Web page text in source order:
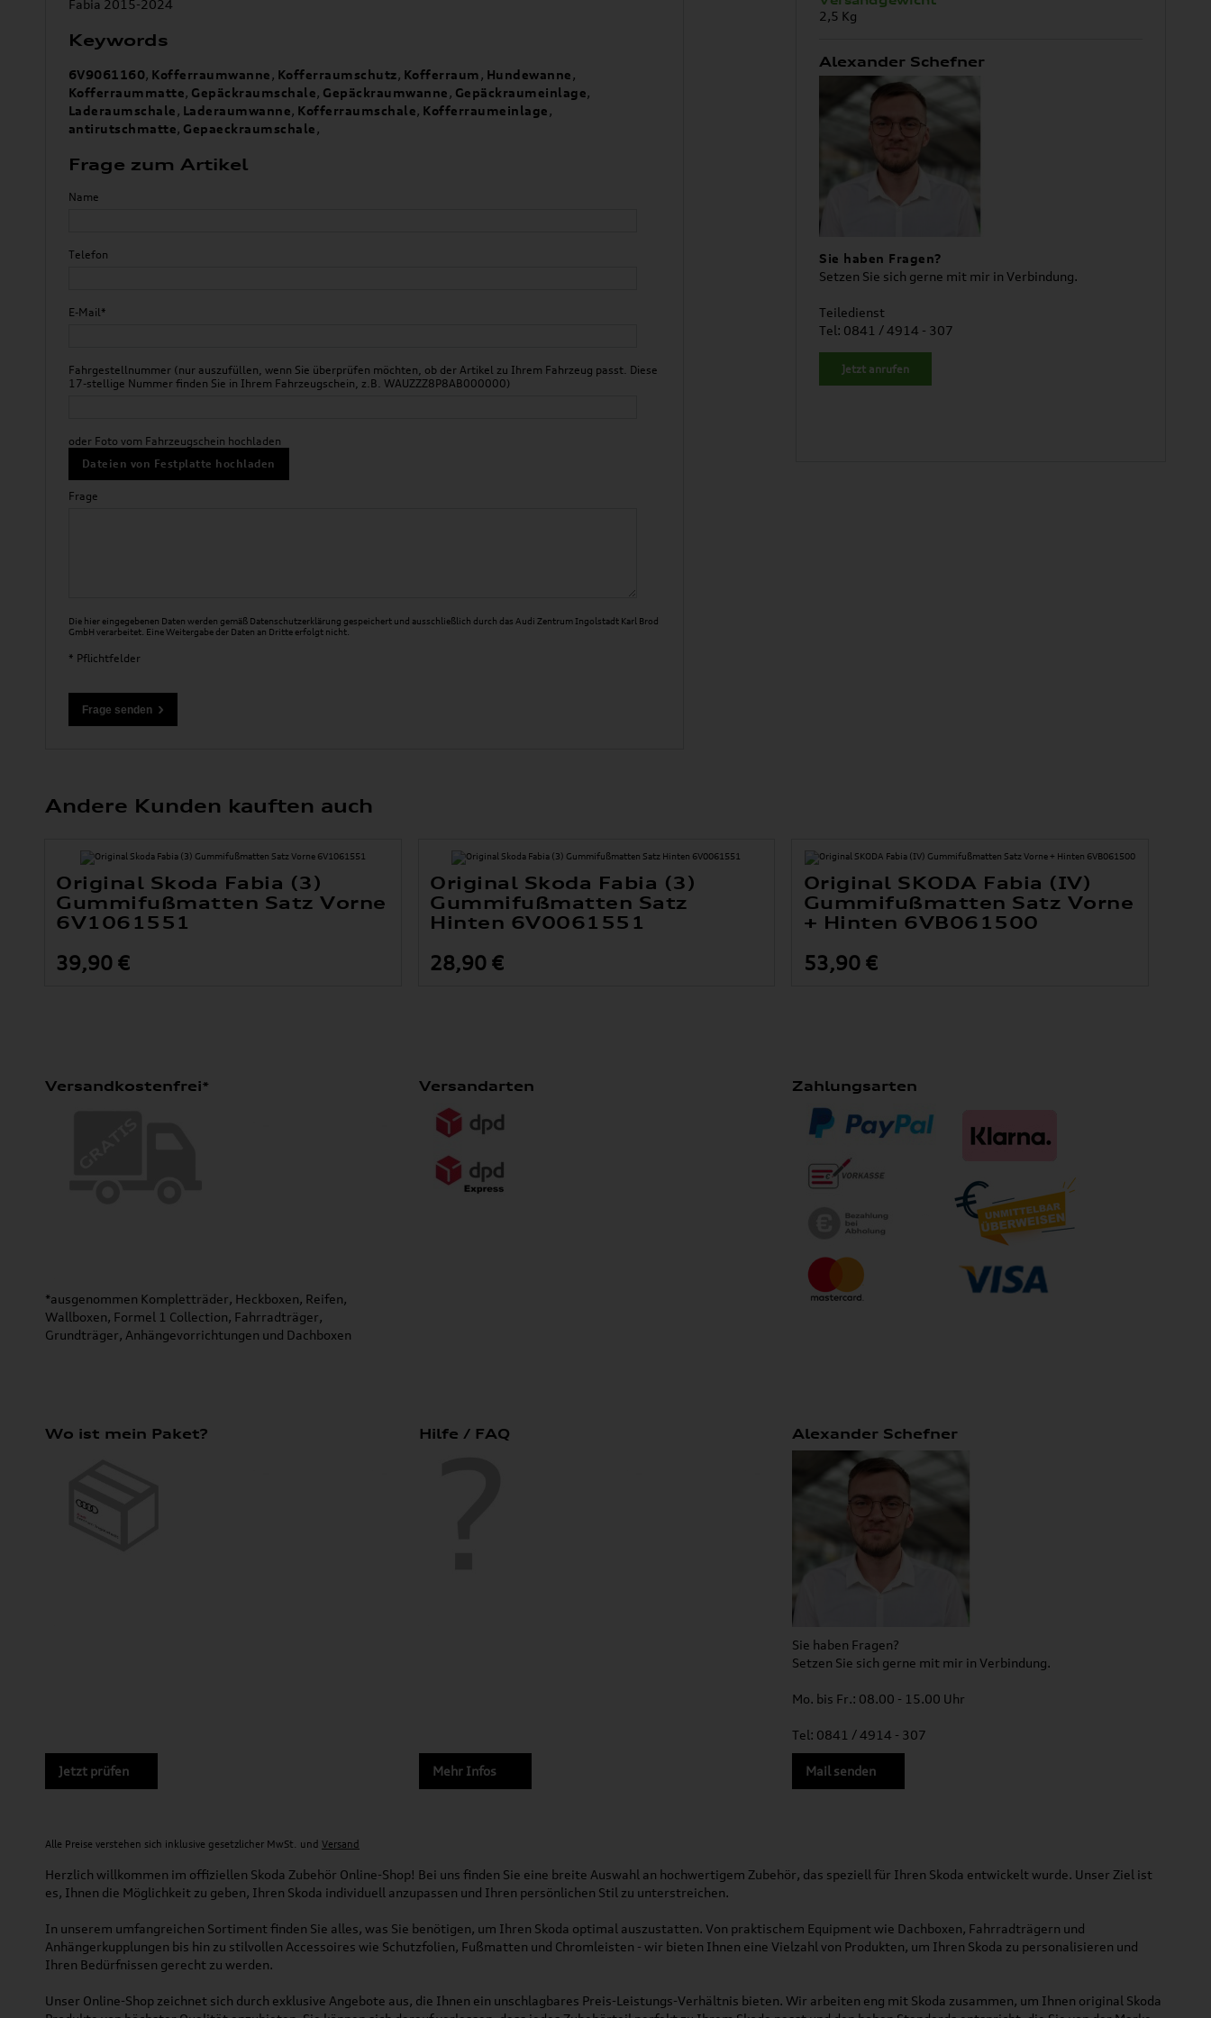
Fabia 2015-2024
Keywords
6V9061160, Kofferraumwanne, Kofferraumschutz, Kofferraum, Hundewanne,
Kofferraummatte, Gepäckraumschale, Gepäckraumwanne, Gepäckraumeinlage,
Laderaumschale, Laderaumwanne, Kofferraumschale, Kofferraumeinlage,
antirutschmatte, Gepaeckraumschale,
Frage zum Artikel
Name
Telefon
E-Mail*
Fahrgestellnummer (nur auszufüllen, wenn Sie überprüfen möchten, ob der Artikel zu Ihrem Fahrzeug passt. Diese
17-stellige Nummer finden Sie in Ihrem Fahrzeugschein, z.B. WAUZZZ8P8AB000000)
oder Foto vom Fahrzeugschein hochladen
Dateien von Festplatte hochladen
Frage
Die hier eingegebenen Daten werden gemäß Datenschutzerklärung gespeichert und ausschließlich durch das Audi Zentrum Ingolstadt Karl Brod
GmbH verarbeitet. Eine Weitergabe der Daten an Dritte erfolgt nicht.
* Pflichtfelder
2,5 Kg
Alexander Schefner
Sie haben Fragen?
Setzen Sie sich gerne mit mir in Verbindung.
Teiledienst
Tel: 0841 / 4914 - 307
Jetzt anrufen
Andere Kunden kauften auch
Original Skoda Fabia (3)
Gummifußmatten Satz Vorne
6V1061551
39,90 €
Original Skoda Fabia (3)
Gummifußmatten Satz
Hinten 6V0061551
28,90 €
Original SKODA Fabia (IV)
Gummifußmatten Satz Vorne
+ Hinten 6VB061500
53,90 €
Versandkostenfrei*
*ausgenommen Kompletträder, Heckboxen, Reifen,
Wallboxen, Formel 1 Collection, Fahrradträger,
Grundträger, Anhängevorrichtungen und Dachboxen
Versandarten Zahlungsarten
Wo ist mein Paket?
Jetzt prüfen
Hilfe / FAQ
Mehr Infos
Alexander Schefner
Sie haben Fragen?
Setzen Sie sich gerne mit mir in Verbindung.
Mo. bis Fr.: 08.00 - 15.00 Uhr
Tel: 0841 / 4914 - 307
Mail senden
Alle Preise verstehen sich inklusive gesetzlicher MwSt. und Versand
Herzlich willkommen im offiziellen Skoda Zubehör Online-Shop! Bei uns finden Sie eine breite Auswahl an hochwertigem Zubehör, das speziell für Ihren Skoda entwickelt wurde. Unser Ziel ist
es, Ihnen die Möglichkeit zu geben, Ihren Skoda individuell anzupassen und Ihren persönlichen Stil zu unterstreichen.
In unserem umfangreichen Sortiment finden Sie alles, was Sie benötigen, um Ihren Skoda optimal auszustatten. Von praktischem Equipment wie Dachboxen, Fahrradträgern und
Anhängerkupplungen bis hin zu stilvollen Accessoires wie Schutzfolien, Fußmatten und Chromleisten - wir bieten Ihnen eine Vielzahl von Produkten, um Ihren Skoda zu personalisieren und
Ihren Bedürfnissen gerecht zu werden.
Unser Online-Shop zeichnet sich durch exklusive Angebote aus, die Ihnen ein unschlagbares Preis-Leistungs-Verhältnis bieten. Wir arbeiten eng mit Skoda zusammen, um Ihnen original Skoda